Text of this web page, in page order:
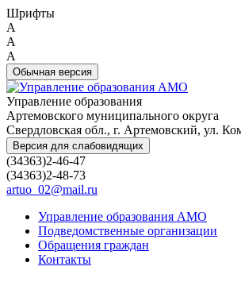
Шрифты
A
A
A
Обычная версия
Управление образования
Артемовского муниципального округа
Свердловская обл., г. Артемовский, ул.
Версия для слабовидящих
(34363)2-46-47
(34363)2-48-73
artuo_02@mail.ru
Управление образования АМО
Подведомственные организации
Обращения граждан
Контакты